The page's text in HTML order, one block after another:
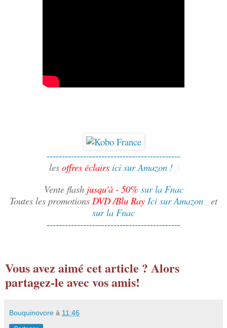
--------------------------------------------
les offres éclairs ici sur Amazon !
Vente flash jusqu'à - 50% sur la Fnac
Toutes les promotions DVD /Blu Ray Ici sur Amazon et
sur la Fnac
--------------------------------------------
Vous avez aimé cet article ? Alors
partagez-le avec vos amis!
Bouquinovore à 11:46